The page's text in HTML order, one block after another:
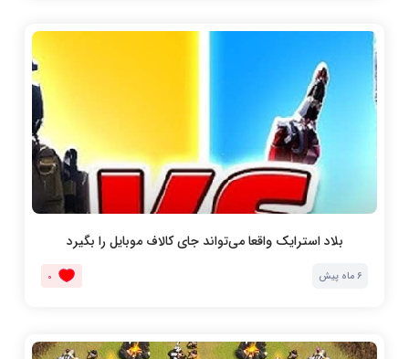
بلاد استرایک واقعا می‌تواند جای کالاف موبایل را بگیرد
6 ماه پیش 0